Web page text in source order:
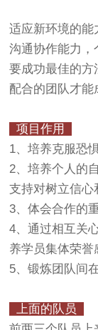
适应新环境的能
沟通协作能力，
要成功最佳的方
配合的团队才能
项目作用
1、培养克服恐
2、培养个人的
支持对树立信心
3、体会合作的
4、通过相互关
养学员集体荣誉
5、锻炼团队间
上面的队员